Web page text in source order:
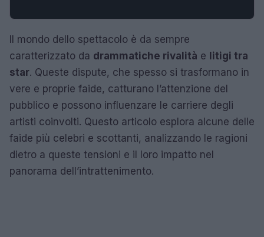
Il mondo dello spettacolo è da sempre
caratterizzato da drammatiche rivalità e litigi tra
star. Queste dispute, che spesso si trasformano in
vere e proprie faide, catturano l’attenzione del
pubblico e possono influenzare le carriere degli
artisti coinvolti. Questo articolo esplora alcune delle
faide più celebri e scottanti, analizzando le ragioni
dietro a queste tensioni e il loro impatto nel
panorama dell’intrattenimento.